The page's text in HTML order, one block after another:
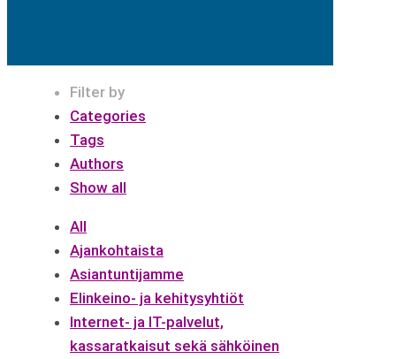
Filter by
Categories
Tags
Authors
Show all
All
Ajankohtaista
Asiantuntijamme
Elinkeino- ja kehitysyhtiöt
Internet- ja IT-palvelut,
kassaratkaisut sekä sähköinen